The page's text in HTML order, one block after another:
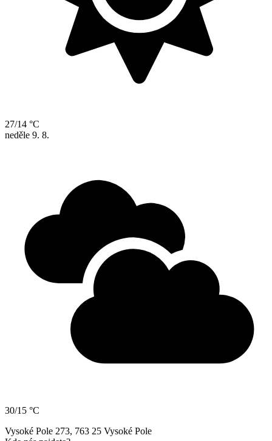
27/14 °C
neděle 9. 8.
30/15 °C
Vysoké Pole 273, 763 25 Vysoké Pole